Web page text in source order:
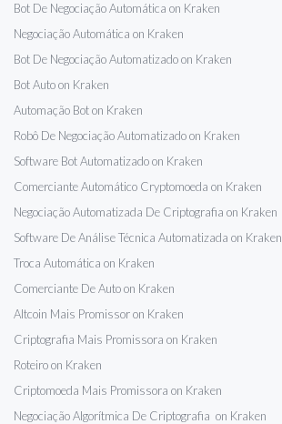
Bot De Negociação Automática on Kraken
Negociação Automática on Kraken
Bot De Negociação Automatizado on Kraken
Bot Auto on Kraken
Automação Bot on Kraken
Robô De Negociação Automatizado on Kraken
Software Bot Automatizado on Kraken
Comerciante Automático Cryptomoeda on Kraken
Negociação Automatizada De Criptografia on Kraken
Software De Análise Técnica Automatizada on Kraken
Troca Automática on Kraken
Comerciante De Auto on Kraken
Altcoin Mais Promissor on Kraken
Criptografia Mais Promissora on Kraken
Roteiro on Kraken
Criptomoeda Mais Promissora on Kraken
Negociação Algorítmica De Criptografia on Kraken